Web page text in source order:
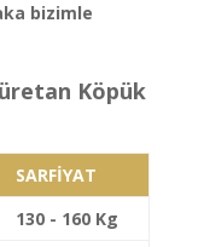
bizimle
Köpük
SARFİYAT
130 - 160 Kg